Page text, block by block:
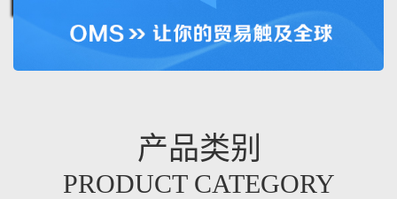
产品类别
PRODUCT CATEGORY